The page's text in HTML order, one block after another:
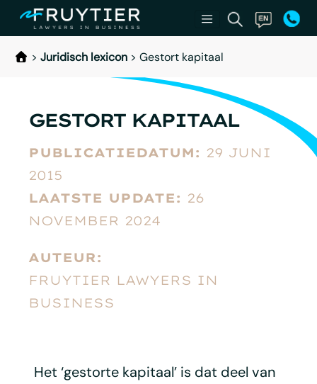
> Juridisch lexicon > Gestort kapitaal
GESTORT KAPITAAL
PUBLICATIEDATUM: 29 JUNI
2015
LAATSTE UPDATE: 26
NOVEMBER 2024
AUTEUR:
FRUYTIER LAWYERS IN
BUSINESS
Het ‘gestorte kapitaal’ is dat deel van